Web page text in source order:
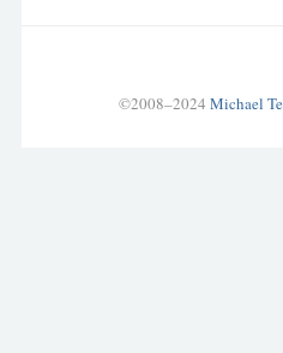
©2008–2024 Michael